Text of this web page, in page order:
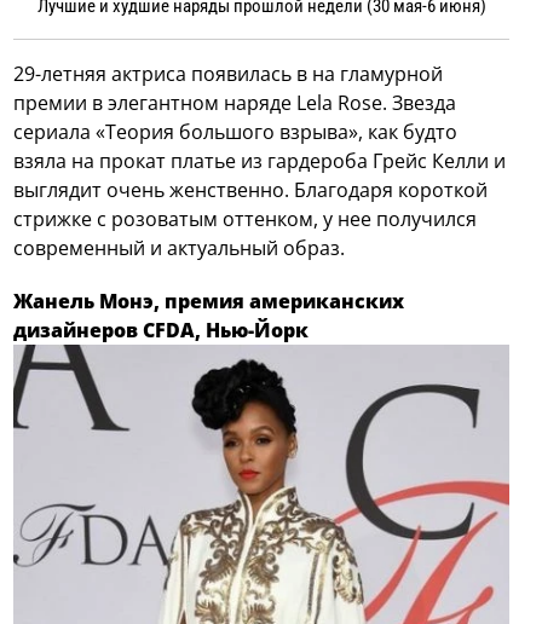
Лучшие и худшие наряды прошлой недели (30 мая-6 июня)
29-летняя актриса появилась в на гламурной
премии в элегантном наряде Lela Rose. Звезда
сериала «Теория большого взрыва», как будто
взяла на прокат платье из гардероба Грейс Келли и
выглядит очень женственно. Благодаря короткой
стрижке с розоватым оттенком, у нее получился
современный и актуальный образ.
Жанель Монэ, премия американских
дизайнеров CFDA, Нью-Йорк